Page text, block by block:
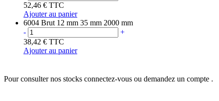
52,46 € TTC
Ajouter au panier
6004 Brut 12 mm 35 mm 2000 mm
-
+
38,42 € TTC
Ajouter au panier
Pour consulter nos stocks connectez-vous ou demandez un compte .